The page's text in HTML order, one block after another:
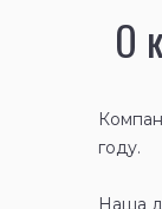
В О
году.
Наша